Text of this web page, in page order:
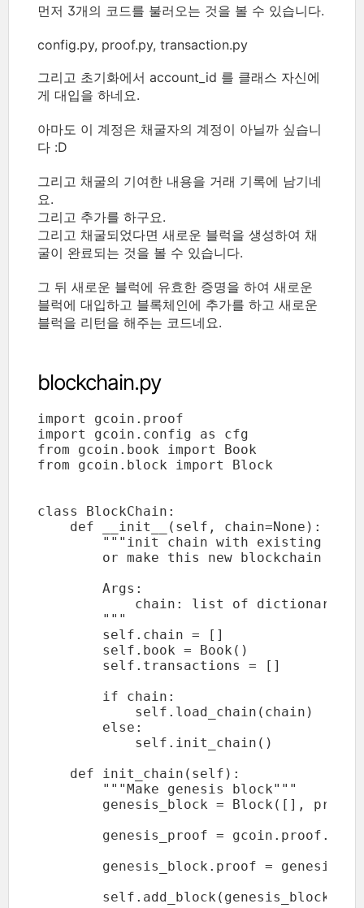
먼저 3개의 코드를 불러오는 것을 볼 수 있습니다.
config.py, proof.py, transaction.py
그리고 초기화에서 account_id 를 클래스 자신에
게 대입을 하네요.
아마도 이 계정은 채굴자의 계정이 아닐까 싶습니
다 :D
그리고 채굴의 기여한 내용을 거래 기록에 남기네
요.
그리고 추가를 하구요.
그리고 채굴되었다면 새로운 블럭을 생성하여 채
굴이 완료되는 것을 볼 수 있습니다.
그 뒤 새로운 블럭에 유효한 증명을 하여 새로운
블럭에 대입하고 블록체인에 추가를 하고 새로운
블럭을 리턴을 해주는 코드네요.
blockchain.py
import gcoin.proof
import gcoin.config as cfg
from gcoin.book import Book
from gcoin.block import Block
class BlockChain:
    def __init__(self, chain=None):
"""init chain with existing
        or make this new blockchain
        Args:
chain: list of dictionary
        """
        self.chain = []
        self.book = Book()
        self.transactions = []
        if chain:
            self.load_chain(chain)
        else:
            self.init_chain()
    def init_chain(self):
        """Make genesis block"""
genesis_block = Block([],
genesis_proof =
genesis_block.proof =
        self.add_block(genesis_block)